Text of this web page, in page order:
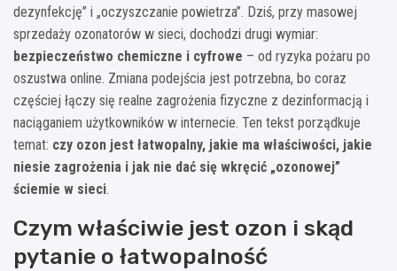
dezynfekcję” i „oczyszczanie powietrza”. Dziś, przy masowej
sprzedaży ozonatorów w sieci, dochodzi drugi wymiar:
bezpieczeństwo chemiczne i cyfrowe – od ryzyka pożaru po
oszustwa online. Zmiana podejścia jest potrzebna, bo coraz
częściej łączy się realne zagrożenia fizyczne z dezinformacją i
naciąganiem użytkowników w internecie. Ten tekst porządkuje
temat: czy ozon jest łatwopalny, jakie ma właściwości, jakie
niesie zagrożenia i jak nie dać się wkręcić „ozonowej”
ściemie w sieci.
Czym właściwie jest ozon i skąd
pytanie o łatwopalność